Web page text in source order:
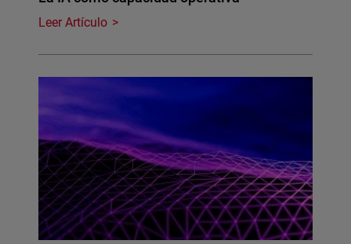
Leer Artículo